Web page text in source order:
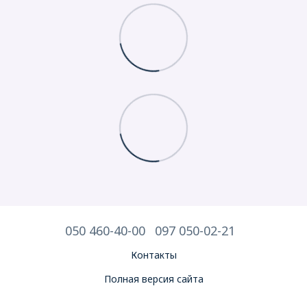
050 460-40-00 097 050-02-21
Контакты
Полная версия сайта